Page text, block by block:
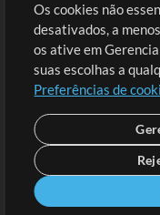
Extras
Sessões
Envie seu conteúdo
Playlist
MT Conference
Os cookies não
desativados, a
os ative em
suas escolhas a
Preferências de